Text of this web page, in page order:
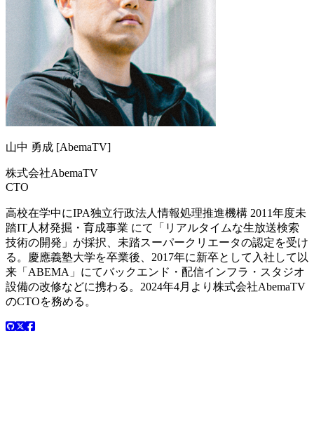
山中 勇成 [AbemaTV]
株式会社AbemaTV
CTO
高校在学中にIPA独立行政法人情報処理推進機構 2011年度未
踏IT人材発掘・育成事業 にて「リアルタイムな生放送検索
技術の開発」が採択、未踏スーパークリエータの認定を受け
る。慶應義塾大学を卒業後、2017年に新卒として入社して以
来「ABEMA」にてバックエンド・配信インフラ・スタジオ
設備の改修などに携わる。2024年4月より株式会社AbemaTV
のCTOを務める。